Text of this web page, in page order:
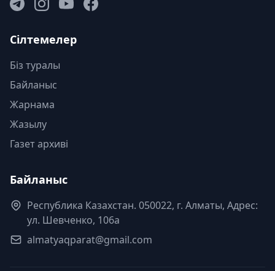
Сілтемелер
Біз туралы
Байланыс
Жарнама
Жазылу
Газет архиві
Байланыс
Республика Казахстан. 050022, г. Алматы, Адрес:
ул. Шевченко, 106а
almatyaqparat@gmail.com